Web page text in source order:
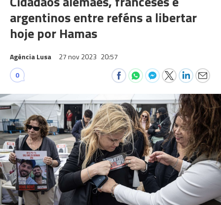
argentinos entre reféns a libertar
hoje por Hamas
Agência Lusa 27 nov 2023 20:57
0